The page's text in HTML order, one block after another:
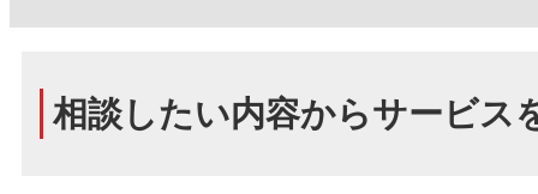
相談したい内容からサービス